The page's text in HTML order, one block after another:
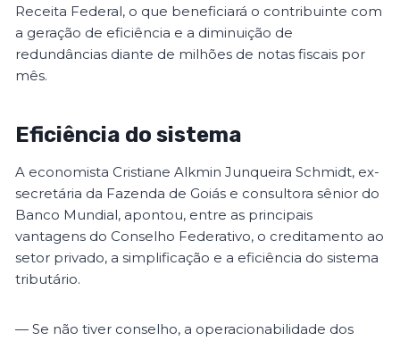
Receita Federal, o que beneficiará o contribuinte com
a geração de eficiência e a diminuição de
redundâncias diante de milhões de notas fiscais por
mês.
Eficiência do sistema
A economista Cristiane Alkmin Junqueira Schmidt, ex-
secretária da Fazenda de Goiás e consultora sênior do
Banco Mundial, apontou, entre as principais
vantagens do Conselho Federativo, o creditamento ao
setor privado, a simplificação e a eficiência do sistema
tributário.
— Se não tiver conselho, a operacionabilidade dos